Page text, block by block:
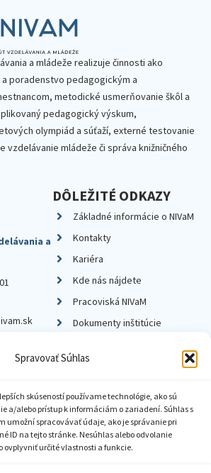
Spravovať Súhlas
skúseností používame technológie, ako sú
a/alebo prístup k informáciám o zariadení. Súhlas s
umožní spracovávať údaje, ako je správanie pri
ID na tejto stránke. Nesúhlas alebo odvolanie
ovplyvniť určité vlastnosti a funkcie.
a mládeže realizuje činnosti ako
poradenstvo pedagogickým a
metodické usmerňovanie škôl a
pedagogický výskum,
olympiád a súťaží, externé testovanie
vzdelávanie mládeže či správa knižničného
a
DÔLEŽITÉ ODKAZY
Základné informácie o NIVaM
Kontakty
Kariéra
Kde nás nájdete
Pracoviská NIVaM
Dokumenty inštitúcie
ochrany súkromia